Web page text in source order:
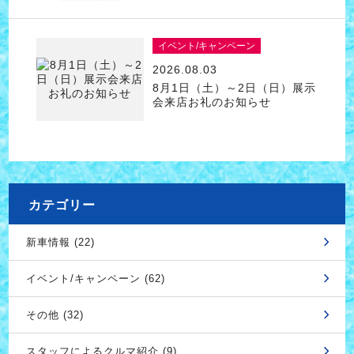
イベント/キャンペーン
2026.08.03
8月1日（土）～2日（日）展示
会来店お礼のお知らせ
カテゴリー
新車情報 (22)
イベント/キャンペーン (62)
その他 (32)
スタッフによるクルマ紹介 (9)